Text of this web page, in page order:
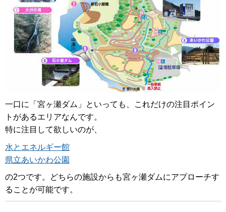
一口に「宮ヶ瀬ダム」といっても、これだけの注目ポイン
トがあるエリアなんです。
特に注目して欲しいのが、
水とエネルギー館
県立あいかわ公園
の2つです。どちらの施設からも宮ヶ瀬ダムにアプローチす
ることが可能です。